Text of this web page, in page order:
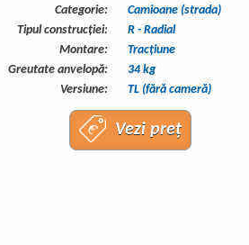
Categorie:
Camioane (strada)
Tipul construcţiei:
R - Radial
Montare:
Tracţiune
Greutate anvelopă:
34 kg
Versiune:
TL (fără cameră)
Vezi preț